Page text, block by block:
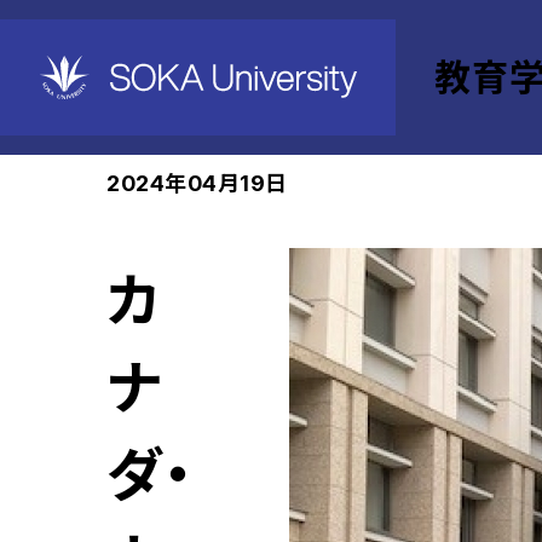
教育
ホーム 教育学部 News
2024年04月19日
カ
ナ
ダ・